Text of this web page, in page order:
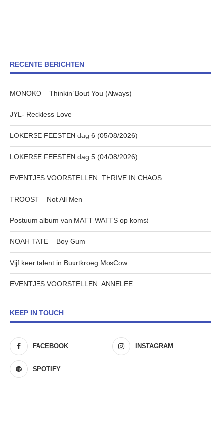
RECENTE BERICHTEN
MONOKO – Thinkin’ Bout You (Always)
JYL- Reckless Love
LOKERSE FEESTEN dag 6 (05/08/2026)
LOKERSE FEESTEN dag 5 (04/08/2026)
EVENTJES VOORSTELLEN: THRIVE IN CHAOS
TROOST – Not All Men
Postuum album van MATT WATTS op komst
NOAH TATE – Boy Gum
Vijf keer talent in Buurtkroeg MosCow
EVENTJES VOORSTELLEN: ANNELEE
KEEP IN TOUCH
FACEBOOK INSTAGRAM
SPOTIFY